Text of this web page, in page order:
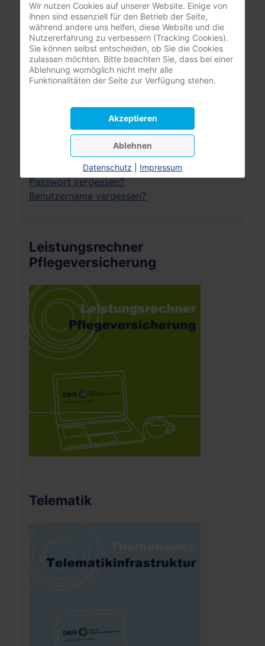
nur registrierte Pflegeunternehmer:innen
(DBfK Nordwest + Südost)
Benutzername
Passwort
Angemeldet bleiben
Anmelden
Passwort vergessen?
Benutzername vergessen?
Leistungsrechner
Pflegeversicherung
Telematik
Wir nutzen Cookies auf unserer Website. Einige von
ihnen sind essenziell für den Betrieb der Seite,
während andere uns helfen, diese Website und die
Nutzererfahrung zu verbessern (Tracking Cookies).
Sie können selbst entscheiden, ob Sie die Cookies
zulassen möchten. Bitte beachten Sie, dass bei einer
Ablehnung womöglich nicht mehr alle
Funktionalitäten der Seite zur Verfügung stehen.
Akzeptieren
Ablehnen
Datenschutz Impressum